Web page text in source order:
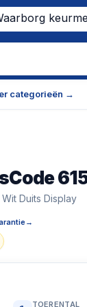
categorieën →
Duits Display
→
TOERENTAL